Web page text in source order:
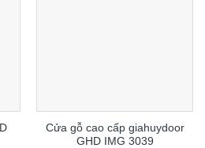
Cửa gỗ cao cấp giahuydoor
GHD IMG 3039